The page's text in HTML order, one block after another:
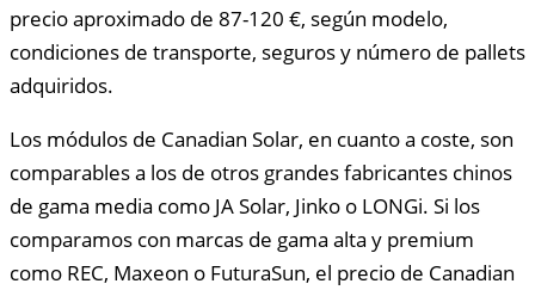
precio aproximado de 87-120 €, según modelo,
condiciones de transporte, seguros y número de pallets
adquiridos.
Los módulos de Canadian Solar, en cuanto a coste, son
comparables a los de otros grandes fabricantes chinos
de gama media como JA Solar, Jinko o LONGi. Si los
comparamos con marcas de gama alta y premium
como REC, Maxeon o FuturaSun, el precio de Canadian